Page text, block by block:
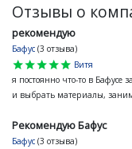
Отзывы о
рекомендую
Бафус (3 отзыва)
star
star
star
star
star
Витя
я постоянно что-то в Бафусе
и выбрать материалы,
Рекомендую Бафус
Бафус (3 отзыва)